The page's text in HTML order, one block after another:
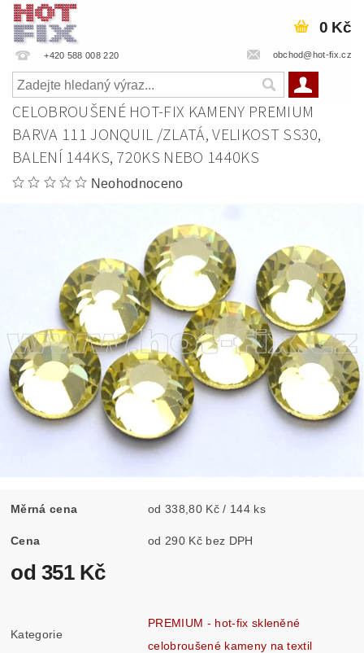
+420 588 008 220 obchod@hot-fix.cz
0 Kč
CELOBROUŠENÉ HOT-FIX KAMENY PREMIUM
BARVA 111 JONQUIL /ZLATÁ, VELIKOST SS30,
BALENÍ 144KS, 720KS NEBO 1440KS
Neohodnoceno
Měrná cena od 338,80 Kč / 144 ks
Cena od 290 Kč bez DPH
od 351 Kč
Kategorie
PREMIUM - hot-fix skleněné
celobroušené kameny na textil